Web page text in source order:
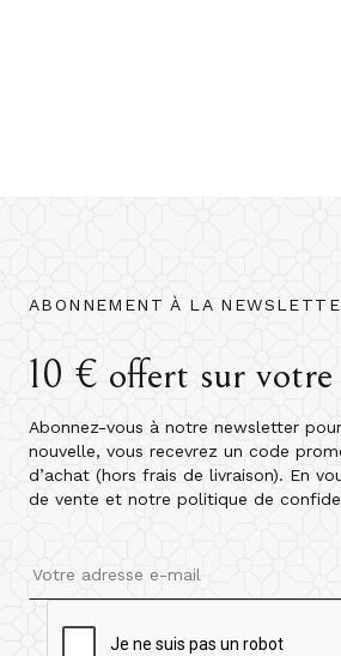
ABONNEMENT À LA
10 € offert sur votre
Abonnez-vous à notre newsletter
nouvelle, vous recevrez un code
d’achat (hors frais de livraison). En
de vente et notre politique de